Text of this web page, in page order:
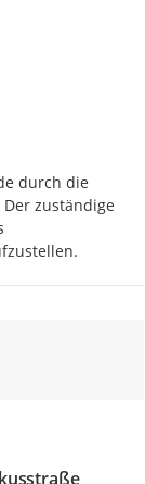
durch die
zuständige